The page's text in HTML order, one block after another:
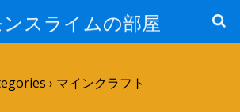
スライムの部屋
› マインクラフト